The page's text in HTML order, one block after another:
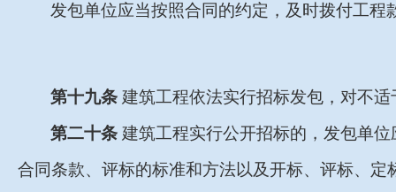
发包单位应当按照合同的约定，及时拨付工程
第十九条 建筑工程依法实行招标发包，对不
第二十条 建筑工程实行公开招标的，发包单
合同条款、评标的标准和方法以及开标、评标、定